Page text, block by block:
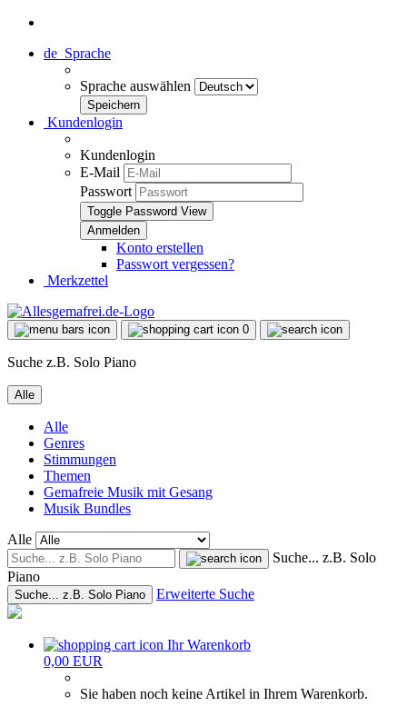
de Sprache
Sprache auswählen
Kundenlogin
Kundenlogin
E-Mail
Passwort
Toggle Password View
Konto erstellen
Passwort vergessen?
Merkzettel
0
Suche z.B. Solo Piano
Alle
Alle
Genres
Stimmungen
Themen
Gemafreie Musik mit Gesang
Musik Bundles
Alle
Suche... z.B. Solo
Piano
Suche... z.B. Solo Piano Erweiterte Suche
Ihr Warenkorb
0,00 EUR
Sie haben noch keine Artikel in Ihrem Warenkorb.